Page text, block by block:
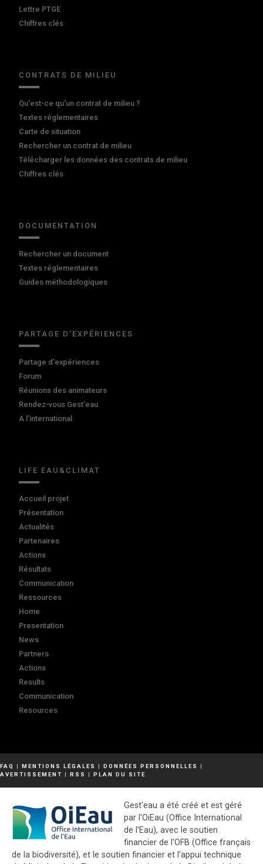
Lettre PTGE
Chiffres clés
CONTRATS DE MILIEU
Qu'est-ce qu'un contrat de milieu ?
Textes réglementaires
Carte de situation
Rechercher un contrat de milieu
Télécharger les données des contrats de milieu
Chiffres clés
DOCUMENTATION
Rechercher un document
Textes réglementaires
Guides méthodologiques
PARTAGE D'EXPÉRIENCES
Partage d'expériences
Forum
Réunions des animateurs
Rendez-vous Gest'eau
A l'international
LIFE EAU&CLIMAT
Accueil projet
Présentation
Actualités
Partenaires
Actions
Résultats
Communication
Ressources
Home
Presentation
News
Partners
Actions
Results
Communication
Resources
FAQ | MENTIONS LÉGALES | DONNÉES PERSONNELLES
|
AVERTISSEMENT | RSS | PLAN DU SITE
Gest'eau a été créé et est géré
par l'OiEau (Office International
de l'Eau), avec le soutien
financier de l'OFB (Office français
de la biodiversité), et le soutien financier et l'appui technique